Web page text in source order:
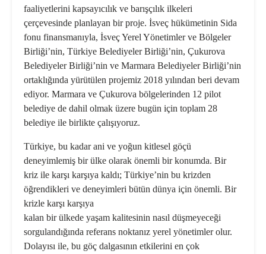
faaliyetlerini kapsayıcılık ve barışçılık ilkeleri
çerçevesinde planlayan bir proje. İsveç hükümetinin Sida
fonu finansmanıyla, İsveç Yerel Yönetimler ve Bölgeler
Birliği’nin, Türkiye Belediyeler Birliği’nin, Çukurova
Belediyeler Birliği’nin ve Marmara Belediyeler Birliği’nin
ortaklığında yürütülen projemiz 2018 yılından beri devam
ediyor. Marmara ve Çukurova bölgelerinden 12 pilot
belediye de dahil olmak üzere bugün için toplam 28
belediye ile birlikte çalışıyoruz.
Türkiye, bu kadar ani ve yoğun kitlesel göçü
deneyimlemiş bir ülke olarak önemli bir konumda. Bir
kriz ile karşı karşıya kaldı; Türkiye’nin bu krizden
öğrendikleri ve deneyimleri bütün dünya için önemli. Bir
krizle karşı karşıya
kalan bir ülkede yaşam kalitesinin nasıl düşmeyeceği
sorgulandığında referans noktanız yerel yönetimler olur.
Dolayısı ile, bu göç dalgasının etkilerini en çok